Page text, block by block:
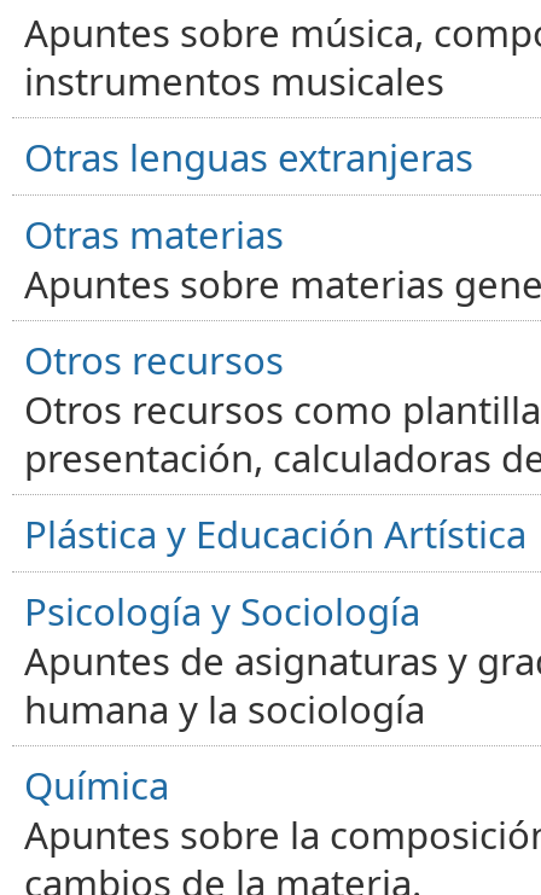
Apuntes sobre música,
instrumentos musicales
Otras lenguas extranjeras
Otras materias
Apuntes sobre materias
Otros recursos
Otros recursos como
presentación, calculadoras
Plástica y Educación Artística
Psicología y Sociología
Apuntes de asignaturas y
humana y la sociología
Química
Apuntes sobre la
cambios de la materia.